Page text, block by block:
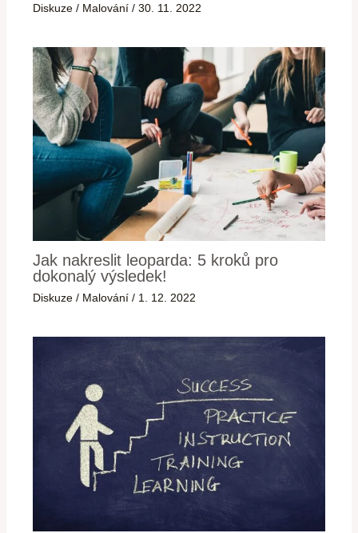
Diskuze / Malování /30. 11. 2022
Jak nakreslit leoparda: 5 kroků pro
dokonalý výsledek!
Diskuze / Malování / 1. 12. 2022